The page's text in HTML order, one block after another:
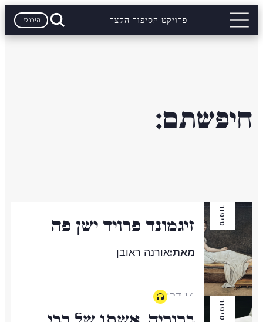
פרויקט הסיפור הקצר היכנסו
חיפשתם:
סיפור זיגמונד פרויד ישן פה
מאת:אורנה ראובן
14 דק'
סיפור